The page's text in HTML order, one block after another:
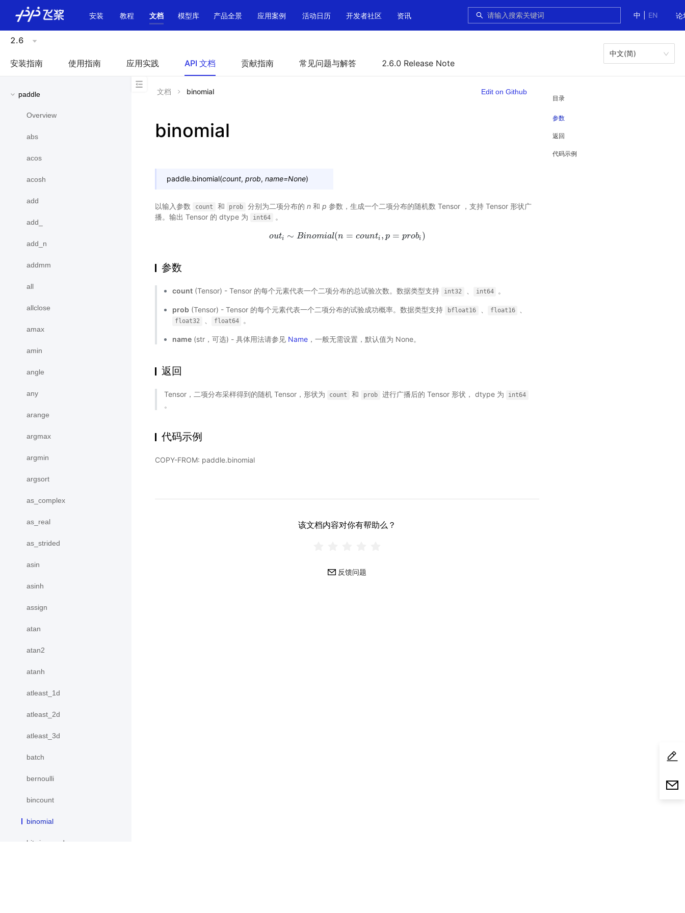
中
EN 论
安装 教程 文档 模型库 产品全景 应用案例 活动日历 开发者社区 资讯
2.6
安装指南 使用指南 应用实践 API 文档 贡献指南 常见问题与解答 2.6.0 Release Note
中文(简)
paddle
Overview
abs
acos
acosh
add
add_
add_n
addmm
all
allclose
amax
amin
angle
any
arange
argmax
argmin
argsort
as_complex
as_real
as_strided
asin
asinh
assign
atan
atan2
atanh
atleast_1d
atleast_2d
atleast_3d
batch
bernoulli
bincount
binomial
bitwise_and
目录
参数
返回
代码示例
文档 binomial Edit on Github
binomial
paddle.binomial(count, prob, name=None)
以输入参数 count 和 prob 分别为二项分布的 n 和 p 参数，生成一个二项分布的随机数 Tensor ，支持 Tensor 形状广
播。输出 Tensor 的 dtype 为
int64 。
outi ∼ Binomial(n = counti , p = probi )
outi∼Binomial(n =c ounti,p=pro bi)
参数
count (Tensor) - Tensor 的每个元素代表一个二项分布的总试验次数。数据类型支持 int32 int64 。
prob (Tensor) - Tensor 的每个元素代表一个二项分布的试验成功概率。数据类型支持 bfloat16 float16
float32 float64 。
name (str，可选) - 具体用法请参见 Name ，一般无需设置，默认值为 None。
返回
Tensor，二项分布采样得到的随机 Tensor，形状为 count 和 prob 进行广播后的 Tensor 形状， dtype 为 int64
。
代码示例
COPY-FROM: paddle.binomial
该文档内容对你有帮助么？
反馈问题